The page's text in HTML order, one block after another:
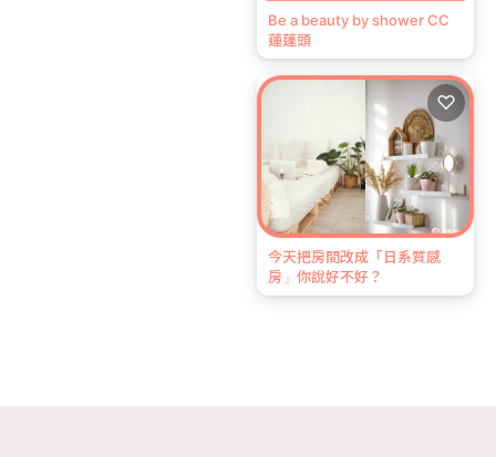
Be a beauty by shower CC
蓮蓬頭
今天把房間改成「日系質感
房」你說好不好？
♡